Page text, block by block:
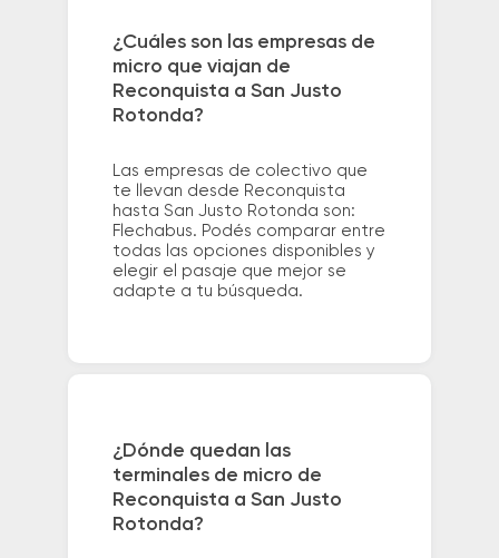
¿Cuáles son las empresas de
micro que viajan de
Reconquista a San Justo
Rotonda?
Las empresas de colectivo que
te llevan desde Reconquista
hasta San Justo Rotonda son:
Flechabus. Podés comparar entre
todas las opciones disponibles y
elegir el pasaje que mejor se
adapte a tu búsqueda.
¿Dónde quedan las
terminales de micro de
Reconquista a San Justo
Rotonda?